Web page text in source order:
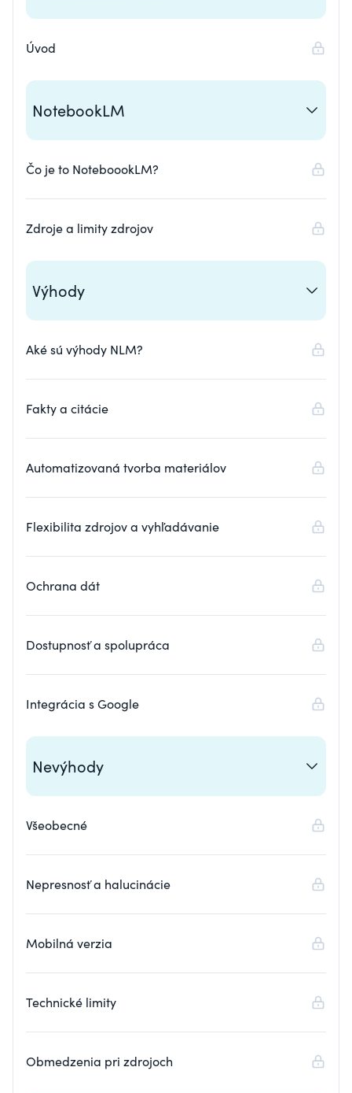
Úvod
NotebookLM
Čo je to NoteboookLM?
Zdroje a limity zdrojov
Výhody
Aké sú výhody NLM?
Fakty a citácie
Automatizovaná tvorba materiálov
Flexibilita zdrojov a vyhľadávanie
Ochrana dát
Dostupnosť a spolupráca
Integrácia s Google
Nevýhody
Všeobecné
Nepresnosť a halucinácie
Mobilná verzia
Technické limity
Obmedzenia pri zdrojoch